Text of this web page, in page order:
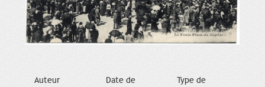
Auteur
Date de
Type de